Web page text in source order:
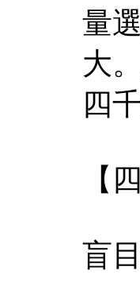
量
大
四
【
盲